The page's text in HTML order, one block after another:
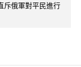
斥俄軍對平民進行